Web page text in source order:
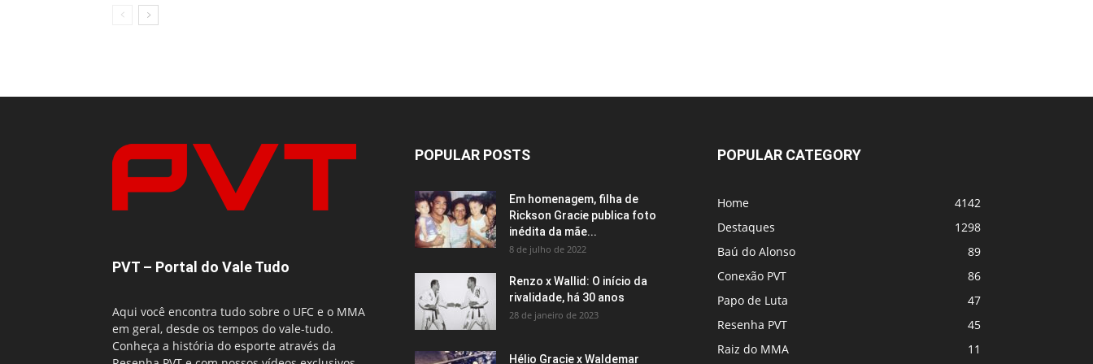
PVT – Portal do Vale Tudo
Aqui você encontra tudo sobre o UFC e o MMA
em geral, desde os tempos do vale-tudo.
Conheça a história do esporte através da
POPULAR POSTS
Em homenagem, filha de
Rickson Gracie publica foto
inédita da mãe...
8 de julho de 2022
Renzo x Wallid: O início da
rivalidade, há 30 anos
28 de janeiro de 2023
Hélio Gracie x Waldemar
POPULAR CATEGORY
Home
4142
Destaques
1298
Baú do Alonso
89
Conexão PVT
86
Papo de Luta
47
Resenha PVT
45
Raiz do MMA
11